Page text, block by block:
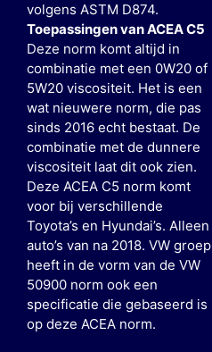
volgens ASTM D874.
Toepassingen van ACEA C5
Deze norm komt altijd in
combinatie met een 0W20 of
5W20 viscositeit. Het is een
wat nieuwere norm, die pas
sinds 2016 echt bestaat. De
combinatie met de dunnere
viscositeit laat dit ook zien.
Deze ACEA C5 norm komt
voor bij verschillende
Toyota’s en Hyundai’s. Alleen
auto’s van na 2018. VW groep
heeft in de vorm van de VW
50900 norm ook een
specificatie die gebaseerd is
op deze ACEA norm.